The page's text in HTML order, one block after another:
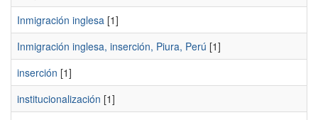
Inmigración inglesa [1]
Inmigración inglesa, inserción, Piura, Perú [1]
inserción [1]
institucionalización [1]